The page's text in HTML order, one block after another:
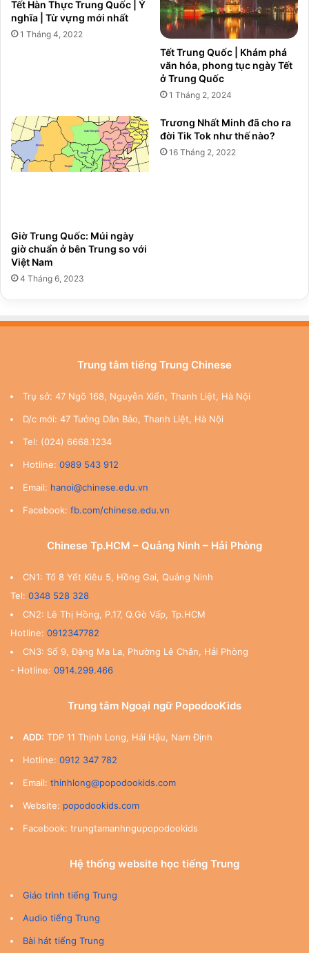
Tết Hàn Thực Trung Quốc | Ý
nghĩa | Từ vựng mới nhất
1 Tháng 4, 2022
Tết Trung Quốc | Khám phá
văn hóa, phong tục ngày Tết
ở Trung Quốc
1 Tháng 2, 2024
Giờ Trung Quốc: Múi ngày
giờ chuẩn ở bên Trung so với
Việt Nam
4 Tháng 6, 2023
Trương Nhất Minh đã cho ra
đời Tik Tok như thế nào?
16 Tháng 2, 2022
Trung tâm tiếng Trung Chinese
Trụ sở: 47 Ngõ 168, Nguyễn Xiển, Thanh Liệt, Hà Nội
D/c mới: 47 Tưởng Dân Bảo, Thanh Liệt, Hà Nội
Tel: (024) 6668.1234
Hotline: 0989 543 912
Email: hanoi@chinese.edu.vn
Facebook: fb.com/chinese.edu.vn
Chinese Tp.HCM – Quảng Ninh – Hải Phòng
CN1: Tổ 8 Yết Kiêu 5, Hồng Gai, Quảng Ninh
Tel: 0348 528 328
CN2: Lê Thị Hồng, P.17, Q.Gò Vấp, Tp.HCM
Hotline: 0912347782
CN3: Số 9, Đặng Ma La, Phường Lê Chân, Hải Phòng
- Hotline: 0914.299.466
Trung tâm Ngoại ngữ PopodooKids
ADD: TDP 11 Thịnh Long, Hải Hậu, Nam Định
Hotline: 0912 347 782
Email: thinhlong@popodookids.com
Website: popodookids.com
Facebook: trungtamanhngupopodookids
Hệ thống website học tiếng Trung
Giáo trình tiếng Trung
Audio tiếng Trung
Bài hát tiếng Trung